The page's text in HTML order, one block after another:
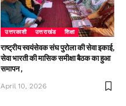
उत्तरकाशी उत्तराखंड शिक्षा
राष्ट्रीय स्वयंसेवक संघ पुरोला की सेवा इकाई,
सेवा भारती की मासिक समीक्षा बैठक का हुआ
समापन ,
April 10, 2026